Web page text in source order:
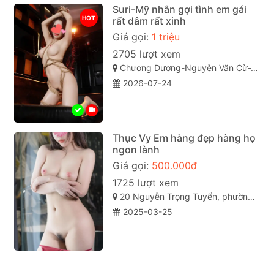
HOT
Suri-Mỹ nhân gợi tình em gái
rất dâm rất xinh
Giá gọi: 1 triệu
2705 lượt xem
Chương Dương-Nguyễn Văn Cừ-TP quy Nhơn Bình Định
2026-07-24
Thục Vy Em hàng đẹp hàng họ
ngon lành
Giá gọi: 500.000đ
1725 lượt xem
20 Nguyễn Trọng Tuyển, phường 15, Phú Nhuận, Thành phố Hồ Chí Minh
2025-03-25